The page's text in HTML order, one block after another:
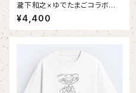
瀧下和之×ゆでたまごコラボチャ
リティTシャツ（黒生地にフルカ
ラープリント）
¥4,400